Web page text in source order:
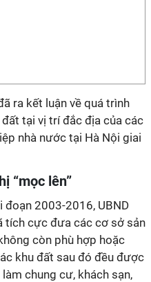
ra kết luận về quá trình
tại vị trí đắc địa của các
nhà nước tại Hà Nội giai
“mọc lên”
đoạn 2003-2016, UBND
tích cực đưa các cơ sở sản
còn phù hợp hoặc
khu đất sau đó đều được
chung cư, khách sạn,